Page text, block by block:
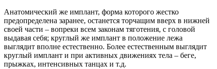
Анатомический же имплант, форма которого жестко
предопределена заранее, останется торчащим вверх в нижней
своей части – вопреки всем законам тяготения, с головой
выдавая себя; круглый же имплант в положение лежа
выглядит вполне естественно. Более естественным выглядит
круглый имплант и при активных движениях тела – беге,
прыжках, интенсивных танцах и т.д.